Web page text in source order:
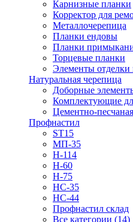
Карнизные планки
Корректор для
Металлочерепица
Планки ендовы
Планки
Торцевые планки
Элементы отделки
Натуральная черепица
Доборные
Комплектующие
Цементно-
Профнастил
ST15
МП-35
Н-114
Н-60
Н-75
НС-35
НС-44
Профнастил склад
Все категории (14)